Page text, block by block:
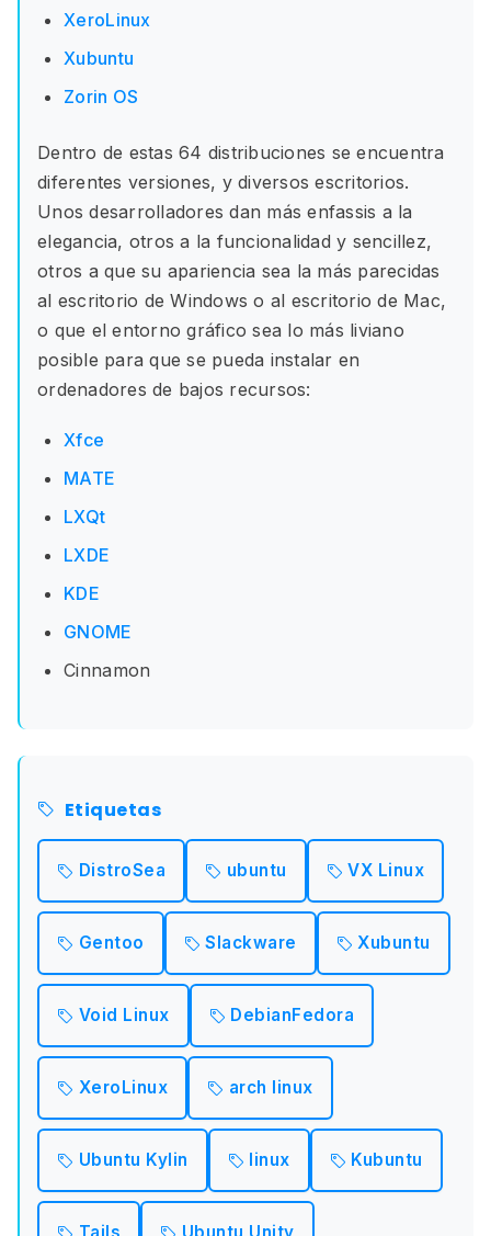
XeroLinux
Xubuntu
Zorin OS
Dentro de estas 64 distribuciones se encuentra
diferentes versiones, y diversos escritorios.
Unos desarrolladores dan más enfassis a la
elegancia, otros a la funcionalidad y sencillez,
otros a que su apariencia sea la más parecidas
al escritorio de Windows o al escritorio de Mac,
o que el entorno gráfico sea lo más liviano
posible para que se pueda instalar en
ordenadores de bajos recursos:
Xfce
MATE
LXQt
LXDE
KDE
GNOME
Cinnamon
Etiquetas
DistroSea ubuntu VX Linux
Gentoo Slackware Xubuntu
Void Linux DebianFedora
XeroLinux arch linux
Ubuntu Kylin linux Kubuntu